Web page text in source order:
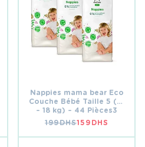
Nappies mama bear Eco
Couche Bébé Taille 5 (12
– 18 kg) – 44 Pièces3
199DHSLE
PRIX
159 DHS
LE
PRIX